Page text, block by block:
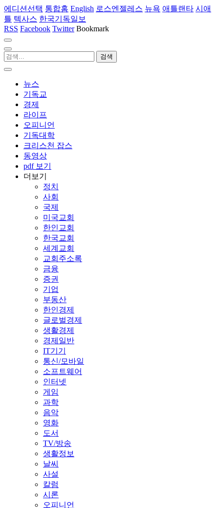
에디션선택 통합홈 English 로스엔젤레스 뉴욕 애틀랜타 시애
틀 텍사스 한국기독일보
RSS Facebook Twitter Bookmark
뉴스
기독교
경제
라이프
오피니언
기독대학
크리스천 잡스
동영상
pdf 보기
더보기
정치
사회
국제
미국교회
한인교회
한국교회
세계교회
교회주소록
금융
증권
기업
부동산
한인경제
글로벌경제
생활경제
경제일반
IT기기
통신/모바일
소프트웨어
인터넷
게임
과학
음악
영화
도서
TV/방송
생활정보
날씨
사설
칼럼
시론
오피니언